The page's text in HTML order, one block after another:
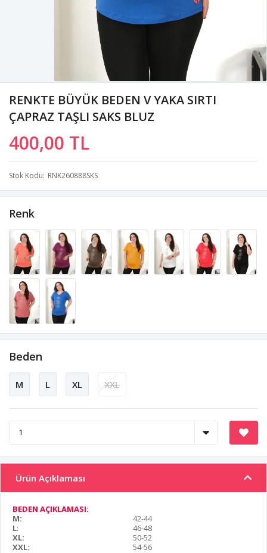
RENKTE BÜYÜK BEDEN V YAKA SIRTI
ÇAPRAZ TAŞLI SAKS BLUZ
400,00 TL
Stok Kodu RNK260888SKS
Renk
Beden
M L XL XXL
Ürün Açıklaması
BEDEN AÇIKLAMASI:
M:
42-44
L:
46-48
XL:
50-52
XXL:
54-56